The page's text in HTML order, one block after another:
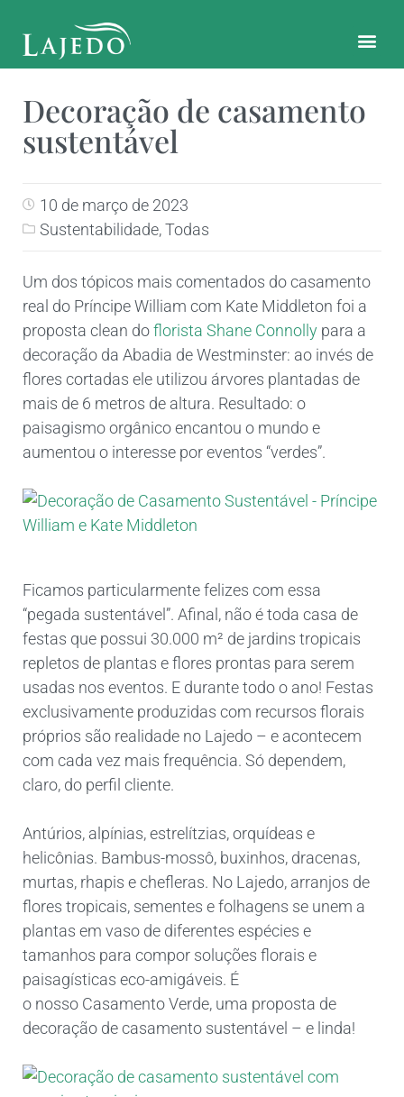
Decoração de casamento
sustentável
10 de março de 2023
Sustentabilidade,Todas
Um dos tópicos mais comentados do casamento
real do Príncipe William com Kate Middleton foi a
proposta clean doflorista Shane Connolly para a
decoração da Abadia de Westminster: ao invés de
flores cortadas ele utilizou árvores plantadas de
mais de 6 metros de altura. Resultado: o
paisagismo orgânico encantou o mundo e
aumentou o interesse por eventos “verdes”.
Ficamos particularmente felizes com essa
“pegada sustentável”. Afinal, não é toda casa de
festas que possui 30.000 m² de jardins tropicais
repletos de plantas e flores prontas para serem
usadas nos eventos. E durante todo o ano! Festas
exclusivamente produzidas com recursos florais
próprios são realidade no Lajedo – e acontecem
com cada vez mais frequência. Só dependem,
claro, do perfil cliente.
Antúrios, alpínias, estrelítzias, orquídeas e
helicônias. Bambus-mossô, buxinhos, dracenas,
murtas, rhapis e chefleras. No Lajedo, arranjos de
flores tropicais, sementes e folhagens se unem a
plantas em vaso de diferentes espécies e
tamanhos para compor soluções florais e
paisagísticas eco-amigáveis. É
o nosso Casamento Verde, uma proposta de
decoração de casamento sustentável – e linda!